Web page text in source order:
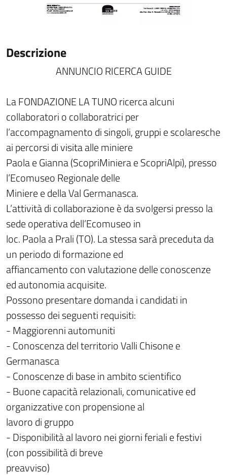
Descrizione
ANNUNCIO RICERCA GUIDE
La FONDAZIONE LA TUNO ricerca alcuni
collaboratori o collaboratrici per
l’accompagnamento di singoli, gruppi e scolaresche
ai percorsi di visita alle miniere
Paola e Gianna (ScopriMiniera e ScopriAlpi), presso
l’Ecomuseo Regionale delle
Miniere e della Val Germanasca.
L’attività di collaborazione è da svolgersi presso la
sede operativa dell’Ecomuseo in
loc. Paola a Prali (TO). La stessa sarà preceduta da
un periodo di formazione ed
affiancamento con valutazione delle conoscenze
ed autonomia acquisite.
Possono presentare domanda i candidati in
possesso dei seguenti requisiti:
- Maggiorenni automuniti
- Conoscenza del territorio Valli Chisone e
Germanasca
- Conoscenze di base in ambito scientifico
- Buone capacità relazionali, comunicative ed
organizzative con propensione al
lavoro di gruppo
- Disponibilità al lavoro nei giorni feriali e festivi
(con possibilità di breve
preavviso)